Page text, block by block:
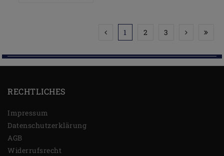
1 2 3
RECHTLICHES
Impressum
Daten­schutz­erklärung
AGB
Widerrufs­recht